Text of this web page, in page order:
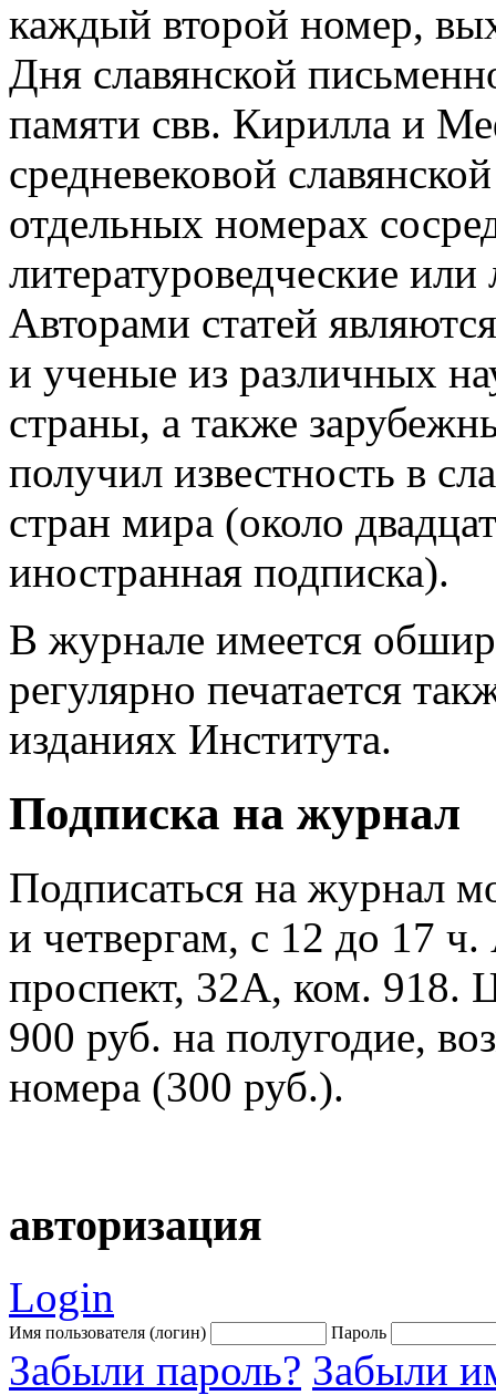
каждый второй номер,
Дня славянской
памяти свв. Кирилла и
средневековой
отдельных номерах
литературоведческие
Авторами статей
и ученые из различных
страны, а также
получил известность в
стран мира (около
иностранная подписка).
В журнале имеется
регулярно печатается
изданиях Института.
Подписка на журнал
Подписаться на журнал
и четвергам, с 12 до 17
проспект, 32А, ком. 918.
900 руб. на полугодие,
номера (300 руб.).
авторизация
Login
Имя пользователя (логин) Пароль
Забыли пароль? Забыли